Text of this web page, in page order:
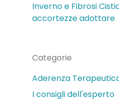
Inverno e Fibrosi
accortezze adottare
Categorie
Aderenza
I consigli dell'esperto